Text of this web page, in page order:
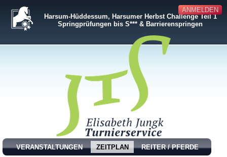
ANMELDEN
Harsum-Hüddessum, Harsumer Herbst Challenge Teil 1
Springprüfungen bis S*** & Barrierenspringen
VERANSTALTUNGEN ZEITPLAN REITER / PFERDE